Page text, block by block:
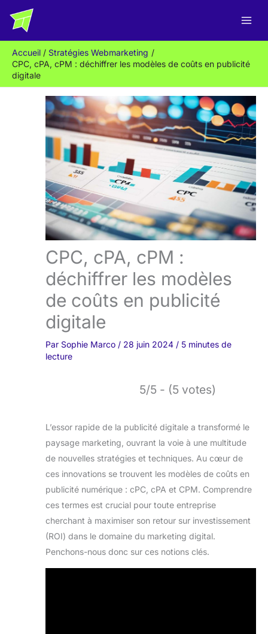
Accueil
Stratégies Webmarketing
CPC, cPA, cPM : déchiffrer les modèles de coûts en publicité
digitale
CPC, cPA, cPM :
déchiffrer les modèles
de coûts en publicité
digitale
Par Sophie Marco / 28 juin 2024 / 5 minutes de
lecture
5/5 - (5 votes)
L’essor rapide de la publicité digitale a transformé le
paysage marketing, ouvrant la voie à une multitude
de nouvelles stratégies et techniques. Au cœur de
ces innovations se trouvent les modèles de coûts en
publicité numérique : cPC, cPA et CPM. Comprendre
ces termes est crucial pour toute entreprise
cherchant à maximiser son retour sur investissement
(ROI) dans le domaine du marketing digital.
Penchons-nous donc sur ces notions clés.
e
c
h
e